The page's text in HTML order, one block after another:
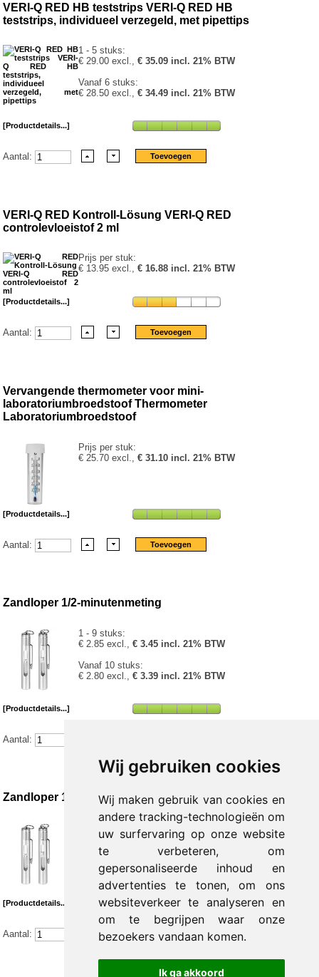
Wij gebruiken cookies
Wij maken gebruik van cookies en
andere tracking-technologieën om
uw surfervaring op onze website
te verbeteren, om
gepersonaliseerde inhoud en
advertenties te tonen, om ons
websiteverkeer te analyseren en
om te begrijpen waar onze
bezoekers vandaan komen.
Ik ga akkoord
VERI-Q RED HB teststrips VERI-Q RED HB
teststrips, individueel verzegeld, met pipettips
1 - 5 stuks:
€ 29.00 excl.,€ 35.09 incl. 21% BTW
Vanaf 6 stuks:
€ 28.50 excl.,€ 34.49 incl. 21% BTW
[Productdetails...]
Aantal:
VERI-Q RED Kontroll-Lösung VERI-Q RED
controlevloeistof 2 ml
Prijs per stuk:
€ 13.95 excl.,€ 16.88 incl. 21% BTW
[Productdetails...]
Aantal:
Vervangende thermometer voor mini-
laboratoriumbroedstoof Thermometer
Laboratoriumbroedstoof
Prijs per stuk:
€ 25.70 excl.,€ 31.10 incl. 21% BTW
[Productdetails...]
Aantal:
Zandloper 1/2-minutenmeting
1 - 9 stuks:
€ 2.85 excl.,€ 3.45 incl. 21% BTW
Vanaf 10 stuks:
€ 2.80 excl.,€ 3.39 incl. 21% BTW
[Productdetails...]
Aantal:
Zandloper 1/4-minutenmeting
€ 2.60 excl.,€ 3.15 incl. 21% BTW
€ 2.40 excl.,€ 2.90 incl. 21% BTW
[Productdetails...]
Aantal: